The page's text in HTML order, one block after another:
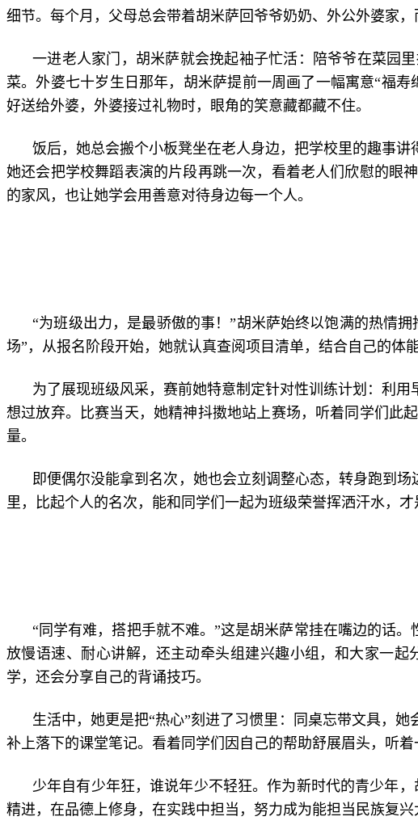
细节。每个月，父母总会带着胡米萨回爷爷奶奶、外公外婆家
一进老人家门，胡米萨就会挽起袖子忙活：陪爷爷在菜园
菜。外婆七十岁生日那年，胡米萨提前一周画了一幅寓意“福
好送给外婆，外婆接过礼物时，眼角的笑意藏都藏不住。
饭后，她总会搬个小板凳坐在老人身边，把学校里的趣事
她还会把学校舞蹈表演的片段再跳一次，看着老人们欣慰的眼
的家风，也让她学会用善意对待身边每一个人。
“为班级出力，是最骄傲的事！”胡米萨始终以饱满的热情
场”，从报名阶段开始，她就认真查阅项目清单，结合自己的
为了展现班级风采，赛前她特意制定针对性训练计划：利
想过放弃。比赛当天，她精神抖擞地站上赛场，听着同学们此
量。
即便偶尔没能拿到名次，她也会立刻调整心态，转身跑到
里，比起个人的名次，能和同学们一起为班级荣誉挥洒汗水，才
“同学有难，搭把手就不难。”这是胡米萨常挂在嘴边的话
放慢语速、耐心讲解，还主动牵头组建兴趣小组，和大家一
学，还会分享自己的背诵技巧。
生活中，她更是把“热心”刻进了习惯里：同桌忘带文具，
补上落下的课堂笔记。看着同学们因自己的帮助舒展眉头，听
少年自有少年狂，谁说年少不轻狂。作为新时代的青少年
精进，在品德上修身，在实践中担当，努力成为能担当民族复